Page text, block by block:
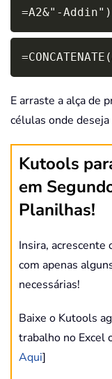
=A2&"-Addin")
E arraste a alça de
células onde
Kutools
em
Planilhas!
Insira, acrescente
com apenas
necessárias!
Baixe o Kutools
trabalho no Excel
Aqui]